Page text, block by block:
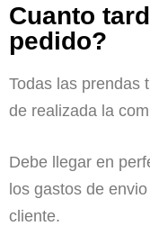
Cuanto
pedido?
Todas las prendas
de realizada la
Debe llegar en
los gastos de
cliente.